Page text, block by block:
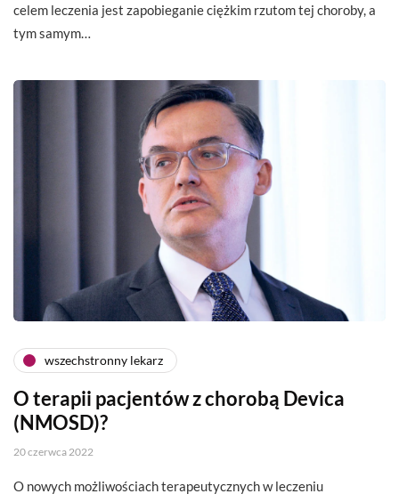
celem leczenia jest zapobieganie ciężkim rzutom tej choroby, a
tym samym…
wszechstronny lekarz
O terapii pacjentów z chorobą Devica
(NMOSD)?
20 czerwca 2022
O nowych możliwościach terapeutycznych w leczeniu